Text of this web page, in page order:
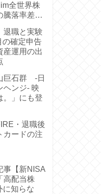
全世界株
騰落率差に
退職と実験
の確定申告
産運用の出
巨石群 -日
ヘンジ- 映
。」にも登
・退職後
カードの注
事【新NISA
高配当株
に知らな